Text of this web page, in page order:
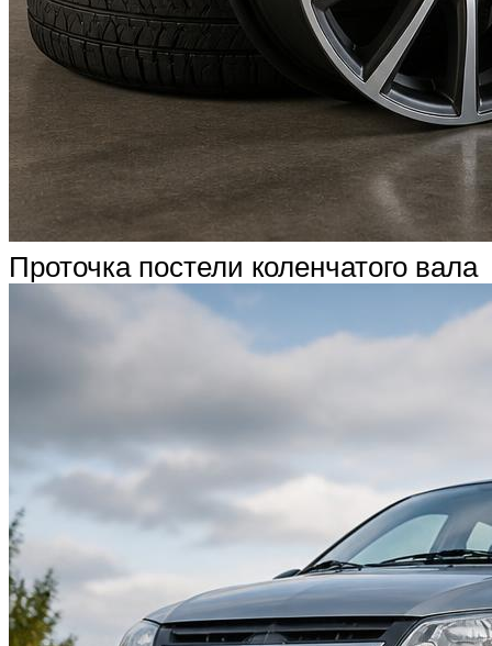
Проточка постели коленчатого вала